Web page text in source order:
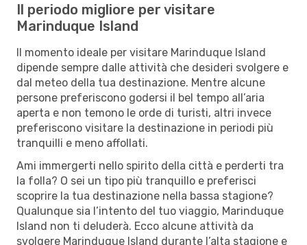
Il periodo migliore per visitare
Marinduque Island
Il momento ideale per visitare Marinduque Island
dipende sempre dalle attività che desideri svolgere e
dal meteo della tua destinazione. Mentre alcune
persone preferiscono godersi il bel tempo all’aria
aperta e non temono le orde di turisti, altri invece
preferiscono visitare la destinazione in periodi più
tranquilli e meno affollati.
Ami immergerti nello spirito della città e perderti tra
la folla? O sei un tipo più tranquillo e preferisci
scoprire la tua destinazione nella bassa stagione?
Qualunque sia l’intento del tuo viaggio, Marinduque
Island non ti deluderà. Ecco alcune attività da
svolgere Marinduque Island durante l’alta stagione e